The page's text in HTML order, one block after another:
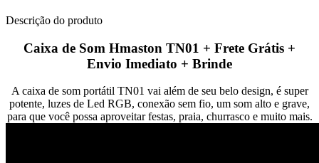
Descrição do produto
Caixa de Som Hmaston TN01 + Frete Grátis +
Envio Imediato + Brinde
A caixa de som portátil TN01 vai além de seu belo design, é super
potente, luzes de Led RGB, conexão sem fio, um som alto e grave,
para que você possa aproveitar festas, praia, churrasco e muito mais.